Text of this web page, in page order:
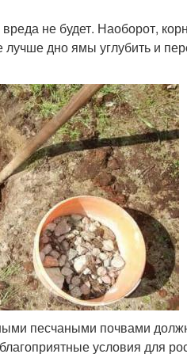
не будет. Наоборот,
лучше дно ямы углубить и
песчаными почвами
условия для